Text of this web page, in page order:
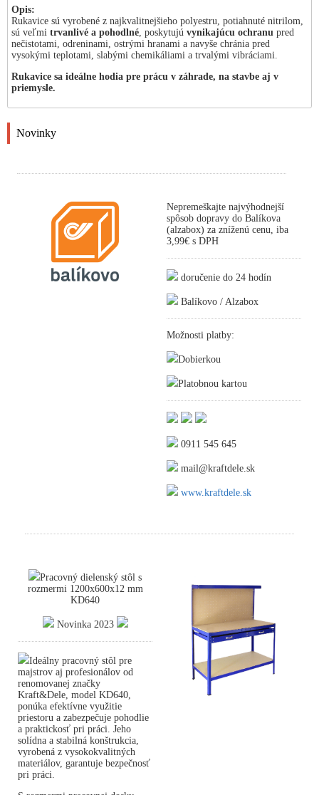
Opis:
Rukavice sú vyrobené z najkvalitnejšieho polyestru, potiahnuté nitrilom,
sú veľmi trvanlivé a pohodlné, poskytujú vynikajúcu ochranu pred
nečistotami, odreninami, ostrými hranami a navyše chránia pred
vysokými teplotami, slabými chemikáliami a trvalými vibráciami.
Rukavice sa ideálne hodia pre prácu v záhrade, na stavbe aj v
priemysle.
Novinky
Nepremeškajte najvýhodnejší
spôsob dopravy do Balíkova
(alzabox) za zníženú cenu, iba
3,99€ s DPH
doručenie do 24 hodín
Balíkovo / Alzabox
Možnosti platby:
Dobierkou
Platobnou kartou
0911 545 645
mail@kraftdele.sk
www.kraftdele.sk
Pracovný dielenský stôl s
rozmermi 1200x600x12 mm
KD640
Novinka 2023
Ideálny pracovný stôl pre
majstrov aj profesionálov od
renomovanej značky
Kraft&Dele, model KD640,
ponúka efektívne využitie
priestoru a zabezpečuje pohodlie
a praktickosť pri práci. Jeho
solídna a stabilná konštrukcia,
vyrobená z vysokokvalitných
materiálov, garantuje bezpečnosť
pri práci.